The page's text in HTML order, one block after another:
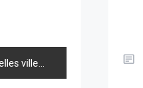
Padel 2025 !